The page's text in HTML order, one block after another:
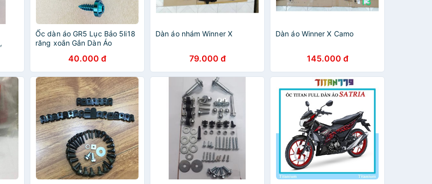
Ốc dàn áo GR5 Lục Bảo 5li18
răng xoắn Gắn Dàn Áo
40.000 đ
Dàn áo nhám Winner X
79.000 đ
Dàn áo Winner X Camo
145.000 đ